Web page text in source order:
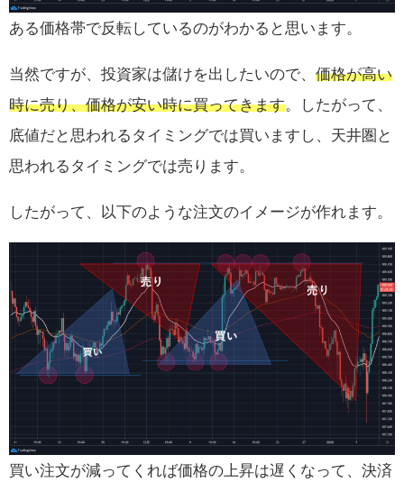
ある価格帯で反転しているのがわかると思います。
当然ですが、投資家は儲けを出したいので、 価格が高い
時に売り、価格が安い時に買ってきます 。したがって、
底値だと思われるタイミングでは買いますし、天井圏と
思われるタイミングでは売ります。
したがって、以下のような注文のイメージが作れます。
買い注文が減ってくれば価格の上昇は遅くなって、決済